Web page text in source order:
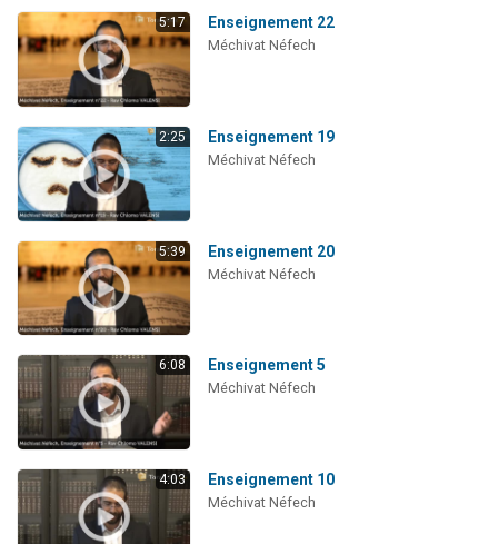
5:17 Enseignement 22
Méchivat Néfech
2:25 Enseignement 19
Méchivat Néfech
5:39 Enseignement 20
Méchivat Néfech
6:08 Enseignement 5
Méchivat Néfech
4:03 Enseignement 10
Méchivat Néfech